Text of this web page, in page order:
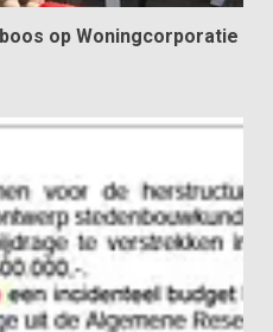
op Woningcorporatie